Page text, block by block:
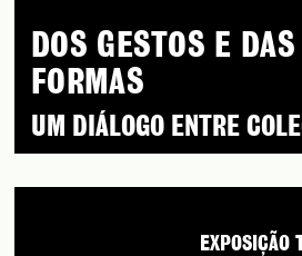
DOS GESTOS E DAS
FORMAS
UM DIÁLOGO ENTRE
EXPOSIÇÃO